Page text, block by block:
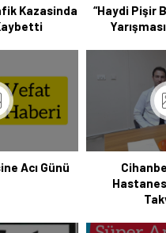
Kazasinda
“Haydi Pişir
Acı Günü
Başkan Adayı